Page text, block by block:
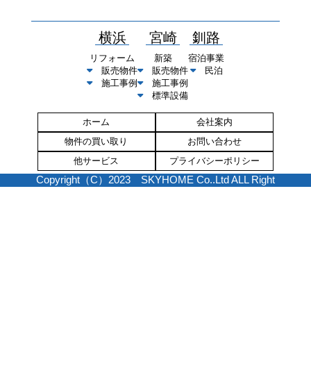
横浜
リフォーム
販売物件
施工事例
宮崎
新築
販売物件
施工事例
標準設備
釧路
宿泊事業
民泊
ホーム
会社案内
物件の買い取り
お問い合わせ
他サービス
プライバシーポリシー
Copyright（C）2023 SKYHOME Co..Ltd ALL Right